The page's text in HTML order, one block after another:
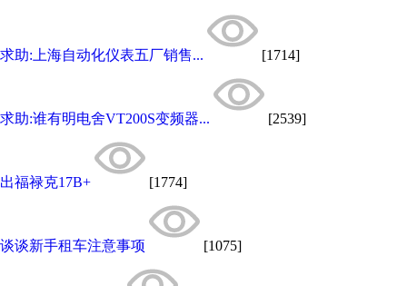
求助:上海自动化仪表五厂销售... [1714]
求助:谁有明电舍VT200S变频器... [2539]
出福禄克17B+ [1774]
谈谈新手租车注意事项 [1075]